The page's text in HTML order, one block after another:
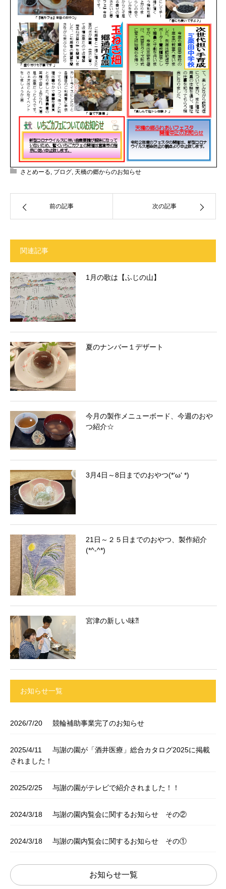
さとめーる, ブログ, 天橋の郷からのお知らせ
前の記事 次の記事
関連記事
1月の歌は【ふじの山】
夏のナンバー１デザート
今月の製作メニューボード、今週のおや
つ紹介☆
3月4日～8日までのおやつ(*‘ω‘ *)
21日～２５日までのおやつ、製作紹介
(*^-^*)
宮津の新しい味⁈
お知らせ一覧
2026/7/20 競輪補助事業完了のお知らせ
2025/4/11
与謝の園が「酒井医療」総合カタログ2025に掲載
されました！
2025/2/25 与謝の園がテレビで紹介されました！！
2024/3/18 与謝の園内覧会に関するお知らせ その②
2024/3/18 与謝の園内覧会に関するお知らせ その①
お知らせ一覧